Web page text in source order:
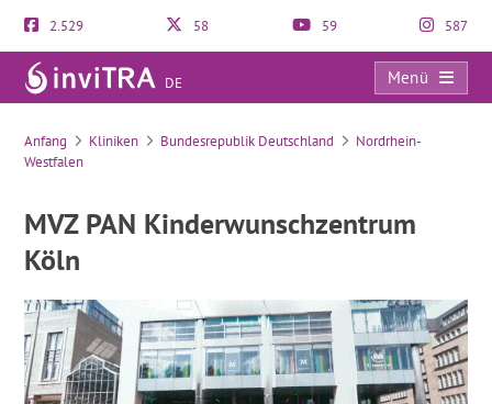
2.529 58 59 587
DE
Menü
MVZ PAN Kinderwunschzentrum Köln
Anfang Kliniken Bundesrepublik Deutschland
Nordrhein-
Westfalen
MVZ PAN Kinderwunschzentrum
Köln